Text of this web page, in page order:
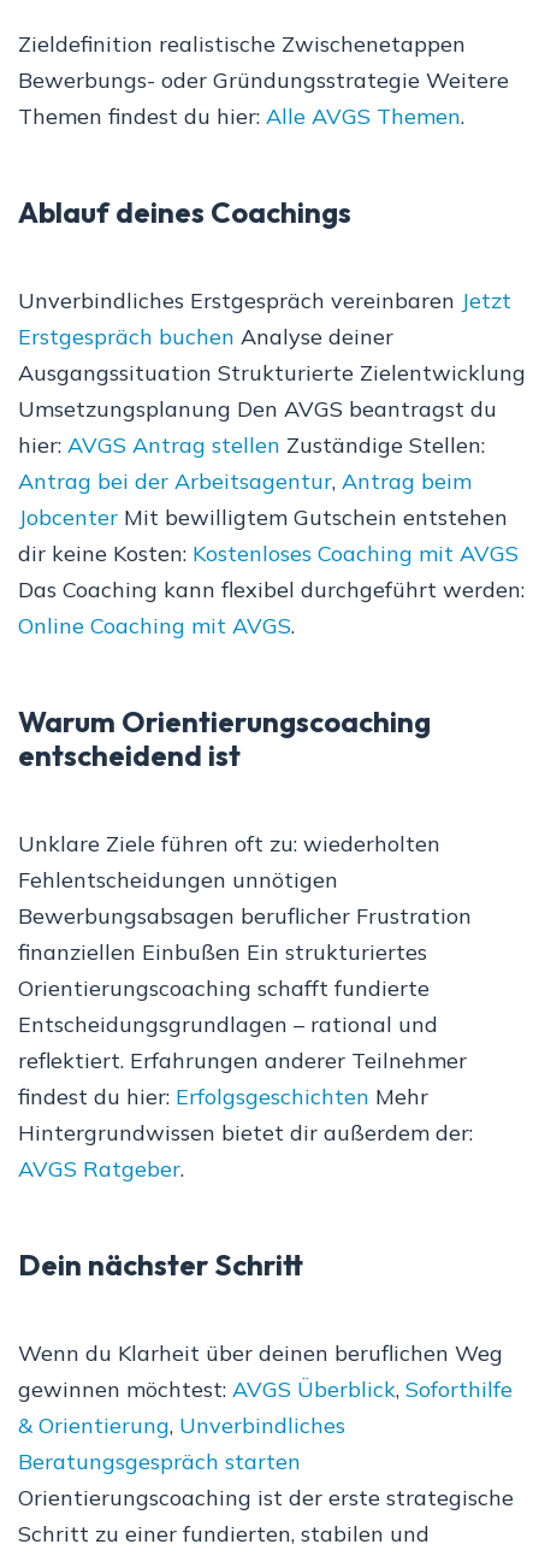
Zieldefinition realistische Zwischenetappen
Bewerbungs- oder Gründungsstrategie Weitere
Themen findest du hier: Alle AVGS Themen.
Ablauf deines Coachings
Unverbindliches Erstgespräch vereinbaren Jetzt
Erstgespräch buchen Analyse deiner
Ausgangssituation Strukturierte Zielentwicklung
Umsetzungsplanung Den AVGS beantragst du
hier: AVGS Antrag stellen Zuständige Stellen:
Antrag bei der Arbeitsagentur, Antrag beim
Jobcenter Mit bewilligtem Gutschein entstehen
dir keine Kosten: Kostenloses Coaching mit AVGS
Das Coaching kann flexibel durchgeführt werden:
Online Coaching mit AVGS.
Warum Orientierungscoaching
entscheidend ist
Unklare Ziele führen oft zu: wiederholten
Fehlentscheidungen unnötigen
Bewerbungsabsagen beruflicher Frustration
finanziellen Einbußen Ein strukturiertes
Orientierungscoaching schafft fundierte
Entscheidungsgrundlagen – rational und
reflektiert. Erfahrungen anderer Teilnehmer
findest du hier: Erfolgsgeschichten Mehr
Hintergrundwissen bietet dir außerdem der:
AVGS Ratgeber.
Dein nächster Schritt
Wenn du Klarheit über deinen beruflichen Weg
gewinnen möchtest: AVGS Überblick, Soforthilfe
& Orientierung, Unverbindliches
Beratungsgespräch starten
Orientierungscoaching ist der erste strategische
Schritt zu einer fundierten, stabilen und